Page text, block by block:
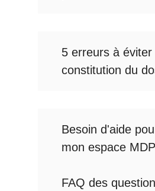
5 erreurs à
constitution du
Besoin d'aide
mon espace
FAQ des